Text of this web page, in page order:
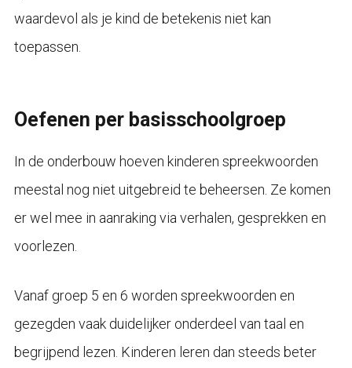
waardevol als je kind de betekenis niet kan
toepassen.
Oefenen per basisschoolgroep
In de onderbouw hoeven kinderen spreekwoorden
meestal nog niet uitgebreid te beheersen. Ze komen
er wel mee in aanraking via verhalen, gesprekken en
voorlezen.
Vanaf groep 5 en 6 worden spreekwoorden en
gezegden vaak duidelijker onderdeel van taal en
begrijpend lezen. Kinderen leren dan steeds beter